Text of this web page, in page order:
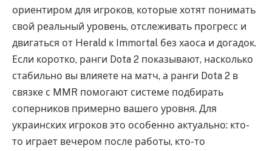
ориентиром для игроков, которые хотят понимать
свой реальный уровень, отслеживать прогресс и
двигаться от Herald к Immortal без хаоса и догадок.
Если коротко, ранги Dota 2 показывают, насколько
стабильно вы влияете на матч, а ранги Dota 2 в
связке с MMR помогают системе подбирать
соперников примерно вашего уровня. Для
украинских игроков это особенно актуально: кто-
то играет вечером после работы, кто-то